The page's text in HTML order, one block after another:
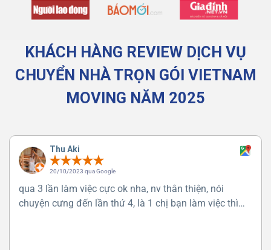
KHÁCH HÀNG REVIEW DỊCH VỤ
CHUYỂN NHÀ TRỌN GÓI VIETNAM
MOVING NĂM 2025
Thu Aki
20/10/2023 qua Google
qua 3 lần làm việc cực ok nha, nv thân thiện, nói
chuyện cưng đến lần thứ 4, là 1 chị bạn làm việc thì